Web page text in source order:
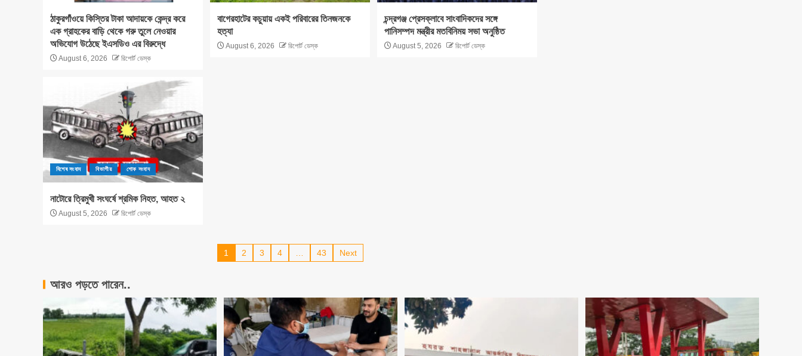
ঠাকুরগাঁওয়ে কিস্তির টাকা আদায়কে কেন্দ্র করে
এক গ্রাহকের বাড়ি থেকে গরু তুলে নেওয়ার
অভিযোগ উঠেছে ইএসডিও এর বিরুদ্ধে
August 6, 2026 রিপোর্ট ডেস্ক
বাগেরহাটের কচুয়ায় একই পরিবারের তিনজনকে
হত্যা
August 6, 2026 রিপোর্ট ডেস্ক
চন্দ্রগঞ্জ প্রেসক্লাবে সাংবাদিকদের সঙ্গে
পানিসম্পদ মন্ত্রীর মতবিনিময় সভা অনুষ্ঠিত
August 5, 2026 রিপোর্ট ডেস্ক
বিশেষ সংবাদ বিভাগীয় শোক সংবাদ
নাটোরে ত্রিমুখী সংঘর্ষে শ্রমিক নিহত, আহত ২
August 5, 2026 রিপোর্ট ডেস্ক
1 2 3 4 43 Next
আরও পড়তে পারেন..